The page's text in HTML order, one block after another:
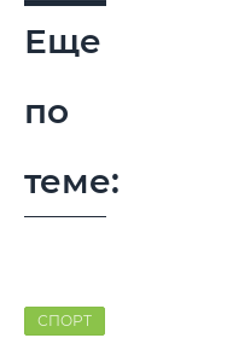
Еще
по
теме:
СПОРТ